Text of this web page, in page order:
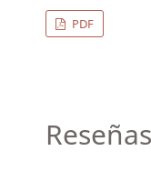
PDF
Reseñas